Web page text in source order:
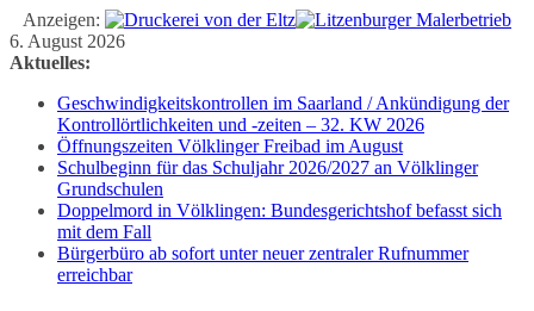
Anzeigen:
Zum
Inhalt
6. August 2026
Aktuelles:
Geschwindigkeitskontrollen im Saarland / Ankündigung der
Kontrollörtlichkeiten und -zeiten – 32. KW 2026
Öffnungszeiten Völklinger Freibad im August
Schulbeginn für das Schuljahr 2026/2027 an Völklinger
Grundschulen
Doppelmord in Völklingen: Bundesgerichtshof befasst sich
mit dem Fall
Bürgerbüro ab sofort unter neuer zentraler Rufnummer
erreichbar